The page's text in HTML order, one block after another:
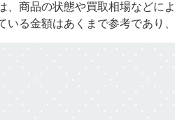
、商品の状態や買取相場などに
いる金額はあくまで参考であり